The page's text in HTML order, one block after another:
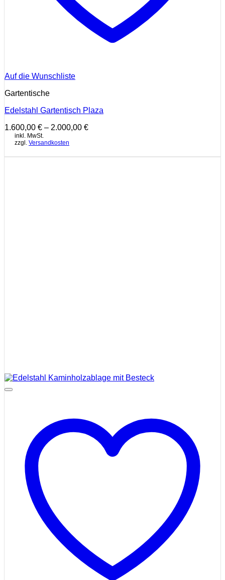
Auf die Wunschliste
Gartentische
Edelstahl Gartentisch Plaza
1.600,00 € – 2.000,00 €
inkl. MwSt.
zzgl. Versandkosten